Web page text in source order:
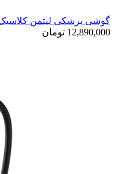
گوشی پزشکی لیتمن کلاسیک 3 بادمجانی استیل
12,890,000 تومان